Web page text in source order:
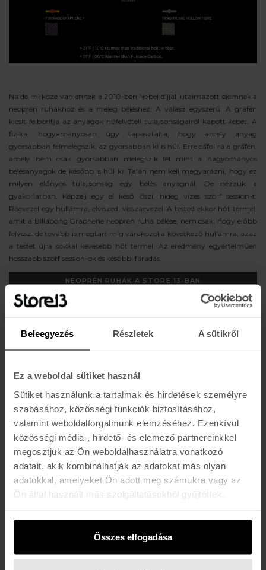
Beleegyezés Részletek A sütikről
Ez a weboldal sütiket használ
Sütiket használunk a tartalmak és hirdetések személyre
szabásához, közösségi funkciók biztosításához,
valamint weboldalforgalmunk elemzéséhez. Ezenkívül
közösségi média-, hirdető- és elemező partnereinkkel
megosztjuk az Ön weboldalhasználatra vonatkozó
adatait, akik kombinálhatják az adatokat más olyan
adatokkal, amelyeket Ön adott meg számukra vagy az
Ön által használt más szolgáltatásokból gyűjtöttek.
Összes elfogadása
Na de mi köze van ennek a 2010-ben Nobel díjjal jutalmazott elemnek a
neoprén ruhákhoz és a meleg béléshez. A válasz egyszerű. A gráfén
kicsit felborítja az anyagok nőfelvételi tulajdonságairól kapott képet. A
fizika, hogyamányosan úgy tapasztalta, hogy amely anyag
gyorsabban felmelegszik, az gyorsabban ki is hűl. Erre cáfol rá a gráfén,
amely nem csak gyorsabban melegszik fel mint a hagyományos
bélésanyagok de később is hűl ki. Talán nem kell magyarázni, hogy ez
milyen előnyös tulajdonság egy bélés anyagnál. De nézzük a
gyakorlatban. Képzelj egy el késő őszi, hideg vizes szörf session-t.
Ráevezel egy hullámra, elviszed, visszaevezel. A tested ekkor hőt termel,
amit a Billabong Graphene neoprén ruha bélése, nem csak, hogy előbb
felvesz, de tovább is megtart míg várakozol a következő hullámra, azaz
a testet újra sokkal kevesebb hőt termel. Az eredmény egyértelműen
hosszabb szörf session-ok és későbbi fáradás.
NEOPRÉN RUHÁK A STORE 13-BAN